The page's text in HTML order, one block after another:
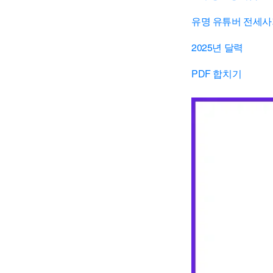
유명 유튜버 전세
2025년 달력
PDF 합치기